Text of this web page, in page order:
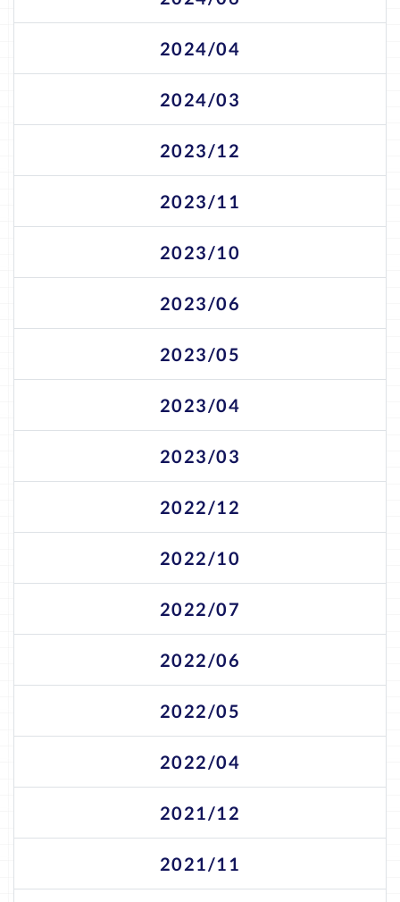
2024/04
2024/03
2023/12
2023/11
2023/10
2023/06
2023/05
2023/04
2023/03
2022/12
2022/10
2022/07
2022/06
2022/05
2022/04
2021/12
2021/11